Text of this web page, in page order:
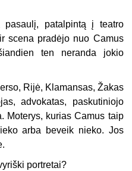
patalpintą į teatro
scena pradėjo nuo Camus
ten neranda jokio
Rijė, Klamansas, Žakas
advokatas, paskutiniojo
Moterys, kurias Camus taip
arba beveik nieko. Jos
portretai?